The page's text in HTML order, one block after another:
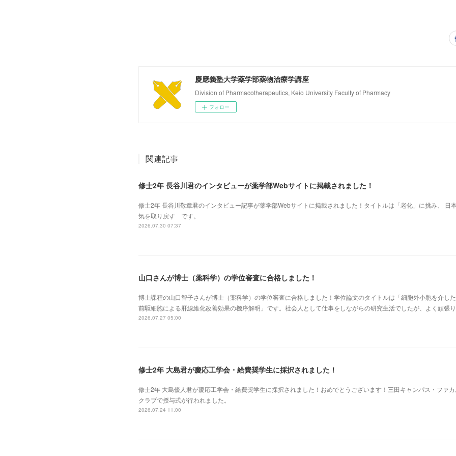
慶應義塾大学薬学部薬物治療学講座
Division of Pharmacotherapeutics, Keio University Faculty of Pharmacy
フォロー
関連記事
修士2年 長谷川君のインタビューが薬学部Webサイトに掲載されました！
修士2年 長谷川敬章君のインタビュー記事が薬学部Webサイトに掲載されました！タイトルは「老化」に挑み、 日
気を取り戻す です。
2026.07.30 07:37
山口さんが博士（薬科学）の学位審査に合格しました！
博士課程の山口智子さんが博士（薬科学）の学位審査に合格しました！学位論文のタイトルは「細胞外小胞を介し
前駆細胞による肝線維化改善効果の機序解明」です。社会人として仕事をしながらの研究生活でしたが、よく頑張
2026.07.27 05:00
修士2年 大島君が慶応工学会・給費奨学生に採択されました！
修士2年 大島優人君が慶応工学会・給費奨学生に採択されました！おめでとうございます！三田キャンパス・ファ
クラブで授与式が行われました。
2026.07.24 11:00